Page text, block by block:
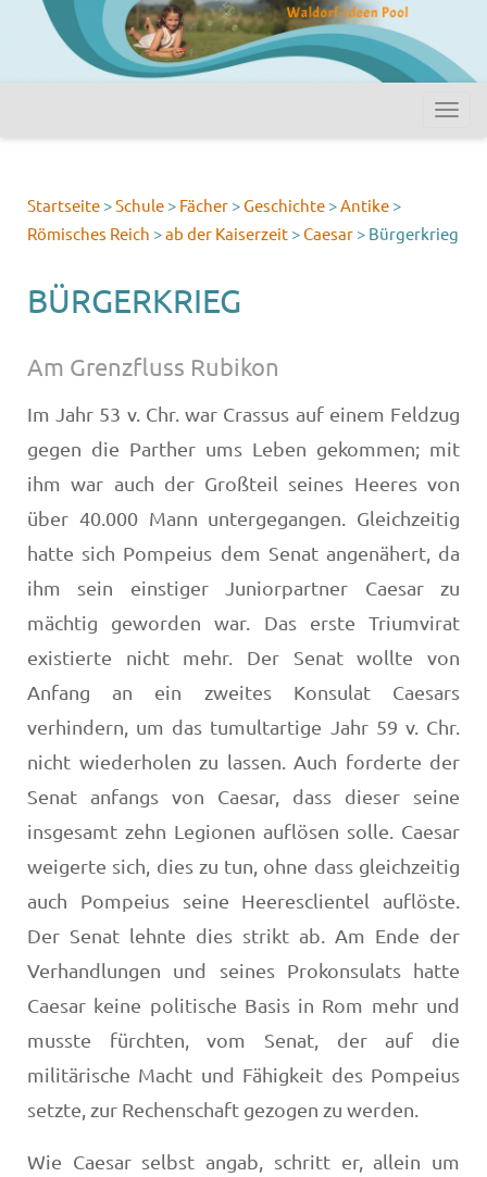
Startseite >Schule > Fächer >Geschichte >Antike >
Römisches Reich >ab der Kaiserzeit >Caesar > Bürgerkrieg
BÜRGERKRIEG
Am Grenzfluss Rubikon
Im Jahr 53 v. Chr. war Crassus auf einem Feldzug
gegen die Parther ums Leben gekommen; mit
ihm war auch der Großteil seines Heeres von
über 40.000 Mann untergegangen. Gleichzeitig
hatte sich Pompeius dem Senat angenähert, da
ihm sein einstiger Juniorpartner Caesar zu
mächtig geworden war. Das erste Triumvirat
existierte nicht mehr. Der Senat wollte von
Anfang an ein zweites Konsulat Caesars
verhindern, um das tumultartige Jahr 59 v. Chr.
nicht wiederholen zu lassen. Auch forderte der
Senat anfangs von Caesar, dass dieser seine
insgesamt zehn Legionen auflösen solle. Caesar
weigerte sich, dies zu tun, ohne dass gleichzeitig
auch Pompeius seine Heeresclientel auflöste.
Der Senat lehnte dies strikt ab. Am Ende der
Verhandlungen und seines Prokonsulats hatte
Caesar keine politische Basis in Rom mehr und
musste fürchten, vom Senat, der auf die
militärische Macht und Fähigkeit des Pompeius
setzte, zur Rechenschaft gezogen zu werden.
Wie Caesar selbst angab, schritt er, allein um